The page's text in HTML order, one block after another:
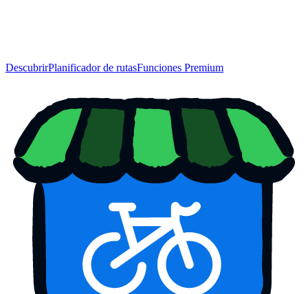
DescubrirPlanificador de rutasFunciones Premium